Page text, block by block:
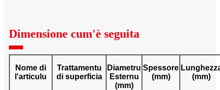
Dimensione cum'è seguita
Nome di
l'articulu
Trattamentu
di superficia
Diametru
Esternu
(mm)
Spessore
(mm)
(mm)